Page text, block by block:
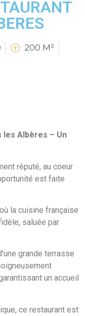
200 M²
les Albères – Un
réputé, au coeur
est faite
la cuisine française
saluée par
grande terrasse
un accueil
ce restaurant est